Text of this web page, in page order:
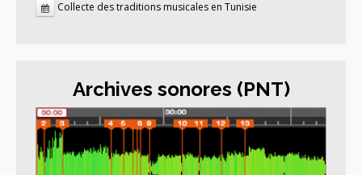
Collecte des traditions musicales en Tunisie
Archives sonores (PNT)